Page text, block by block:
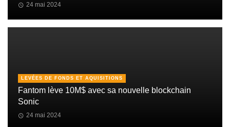
24 mai 2024
LEVÉES DE FONDS ET AQUISITIONS
Fantom lève 10M$ avec sa nouvelle blockchain
Sonic
24 mai 2024